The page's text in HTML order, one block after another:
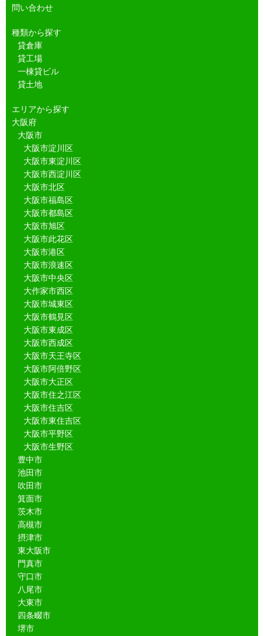
問い合わせ
種類から探す
貸倉庫
貸工場
一棟貸ビル
貸土地
エリアから探す
大阪府
大阪市
大阪市淀川区
大阪市東淀川区
大阪市西淀川区
大阪市北区
大阪市福島区
大阪市都島区
大阪市旭区
大阪市此花区
大阪市港区
大阪市浪速区
大阪市中央区
大作家市西区
大阪市城東区
大阪市鶴見区
大阪市東成区
大阪市西成区
大阪市天王寺区
大阪市阿倍野区
大阪市大正区
大阪市住之江区
大阪市住吉区
大阪市東住吉区
大阪市平野区
大阪市生野区
豊中市
池田市
吹田市
箕面市
茨木市
高槻市
摂津市
東大阪市
門真市
守口市
八尾市
大東市
四条畷市
堺市